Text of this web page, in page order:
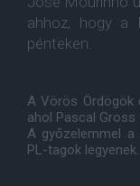
ahhoz, hogy a
pénteken.
A Vörös Ördögök
ahol Pascal
A győzelemmel a
PL-tagok legyenek.